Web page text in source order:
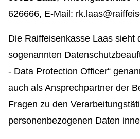
626666, E-Mail:
Die Raiffeisenkasse Laas sieht
sogenannten
- Data Protection Officer“
auch als Ansprechpartner der
Fragen zu den
personenbezogenen Daten